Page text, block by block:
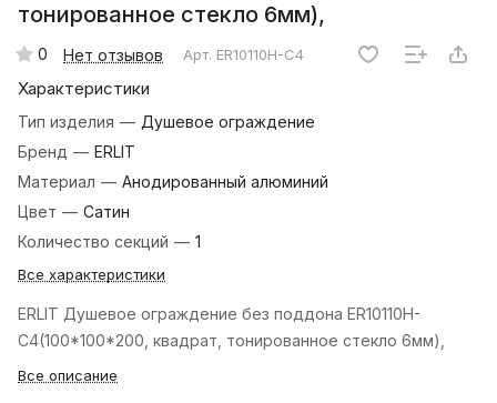
тонированное стекло 6мм),
0 Нет отзывов Арт. ER10110H-C4
Характеристики
Тип изделия — Душевое ограждение
Бренд — ERLIT
Материал — Анодированный алюминий
Цвет — Сатин
Количество секций — 1
Все характеристики
ERLIT Душевое ограждение без поддона ER10110H-
C4(100*100*200, квадрат, тонированное стекло 6мм),
Все описание